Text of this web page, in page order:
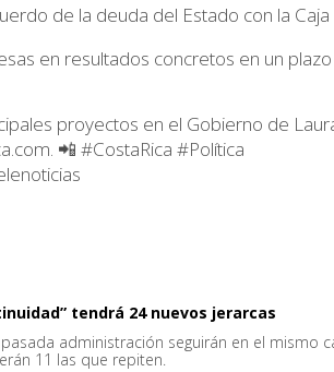
de la deuda del Estado con la
en resultados concretos en un
proyectos en el Gobierno de
📲 #CostaRica #Política
tendrá 24 nuevos jerarcas
administración seguirán en el mismo
11 las que repiten.